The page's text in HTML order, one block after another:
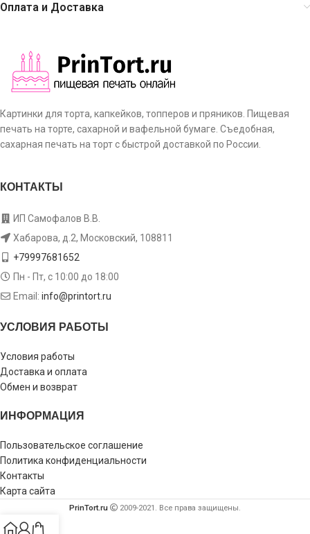
Оплата и Доставка
Картинки для торта, капкейков, топперов и пряников. Пищевая
печать на торте, сахарной и вафельной бумаге. Съедобная,
сахарная печать на торт с быстрой доставкой по России.
КОНТАКТЫ
ИП Самофалов В.В.
Хабарова, д.2, Московский, 108811
+79997681652
Пн - Пт, с 10:00 до 18:00
Email: info@printort.ru
УСЛОВИЯ РАБОТЫ
Условия работы
Доставка и оплата
Обмен и возврат
ИНФОРМАЦИЯ
Пользовательское соглашение
Политика конфиденциальности
Контакты
Карта сайта
PrinTort.ru 2009-2021. Все права защищены.